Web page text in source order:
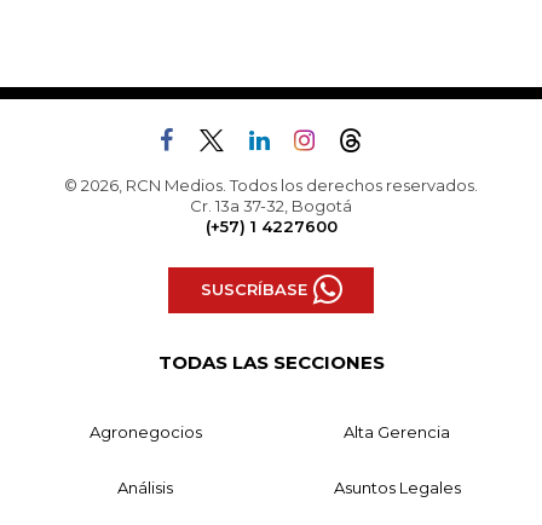
© 2026, RCN Medios. Todos los derechos reservados.
Cr. 13a 37-32, Bogotá
(+57) 1 4227600
SUSCRÍBASE
TODAS LAS SECCIONES
Agronegocios Alta Gerencia
Análisis Asuntos Legales